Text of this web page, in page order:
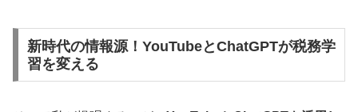
新時代の情報源！YouTubeとChatGPTが税務学
習を変える